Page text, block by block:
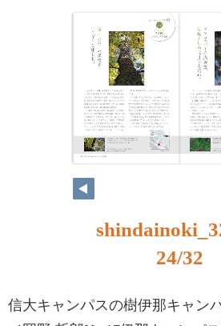
24/32
信大キャンパスの樹伊那キャン